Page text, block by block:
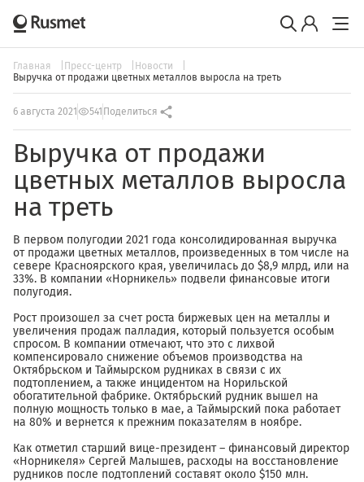
Главная Пресс-центр
Новости
Выручка от продажи цветных металлов выросла на треть
6 августа 2021 541 Поделиться
Выручка от продажи
цветных металлов выросла
на треть
В первом полугодии 2021 года консолидированная выручка
от продажи цветных металлов, произведенных в том числе на
севере Красноярского края, увеличилась до $8,9 млрд, или на
33%. В компании «Норникель» подвели финансовые итоги
полугодия.
Рост произошел за счет роста биржевых цен на металлы и
увеличения продаж палладия, который пользуется особым
спросом. В компании отмечают, что это с лихвой
компенсировало снижение объемов производства на
Октябрьском и Таймырском рудниках в связи с их
подтоплением, а также инцидентом на Норильской
обогатительной фабрике. Октябрьский рудник вышел на
полную мощность только в мае, а Таймырский пока работает
на 80% и вернется к прежним показателям в ноябре.
Как отметил старший вице-президент – финансовый директор
«Норникеля» Сергей Малышев, расходы на восстановление
рудников после подтоплений составят около $150 млн.